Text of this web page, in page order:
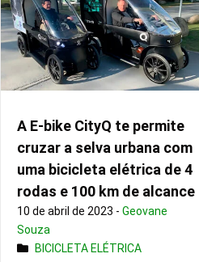
A E-bike CityQ te permite
cruzar a selva urbana com
uma bicicleta elétrica de 4
rodas e 100 km de alcance
10 de abril de 2023 -Geovane
Souza
BICICLETA ELÉTRICA